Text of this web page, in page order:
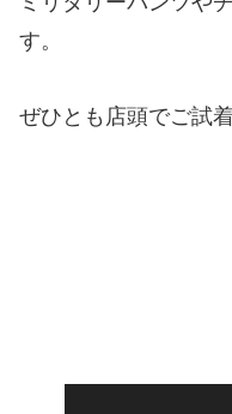
す。
ぜひとも店頭でご試着